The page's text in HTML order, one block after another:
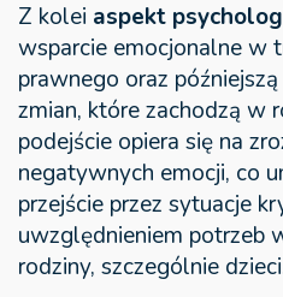
Z kolei aspekt
wsparcie emocjonalne w
prawnego oraz
zmian, które zachodzą w
podejście opiera się na
negatywnych emocji, co
przejście przez sytuacje
uwzględnieniem potrzeb
rodziny, szczególnie